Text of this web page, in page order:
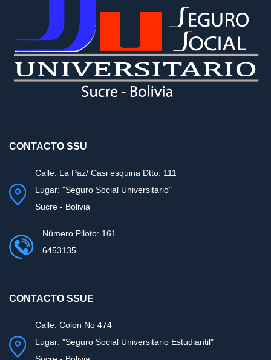
CONTACTO SSU
Calle: La Paz/ Casi esquina Dtto. 111
Lugar: "Seguro Social Universitario"
Sucre - Bolivia
Número Piloto: 161
6453135
CONTACTO SSUE
Calle: Colon No 474
Lugar: "Seguro Social Universitario Estudiantil"